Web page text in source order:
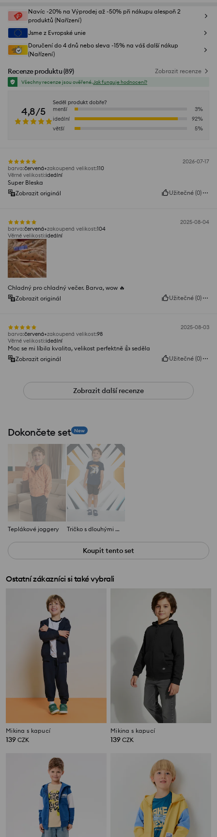
Navíc -20% na Výprodej až -50% při nákupu alespoň 2
produktů (Nařízení)
Jsme z Evropské unie
Doručení do 4 dnů nebo sleva -15% na váš další nákup
(Nařízení)
Recenze produktu(89) Zobrazit recenze
Všechny recenze jsou ověřené.Jak funguje hodnocení?
4,8/5
Seděl produkt dobře?
menší
3%
ideální
92%
větší
5%
2026-07-17
barva:červená zakoupená velikost:110
Věrné velikosti:ideální
Super Bleska
Zobrazit originál
Užitečné (0)
2025-08-04
barva:červená zakoupená velikost:104
Věrné velikosti:ideální
Chladný pro chladný večer. Barva, wow 🔥
Zobrazit originál
Užitečné (0)
2025-08-03
barva:červená zakoupená velikost:98
Věrné velikosti:ideální
Moc se mi líbila kvalita, velikost perfektně 👍️ seděla
Zobrazit originál
Užitečné (0)
Zobrazit další recenze
Dokončete set New
Teplákové joggery Tričko s dlouhými rukávy a potiskem
Koupit tento set
Ostatní zákazníci si také vybrali
Mikina s kapucí
139 CZK
Mikina s kapucí
139 CZK